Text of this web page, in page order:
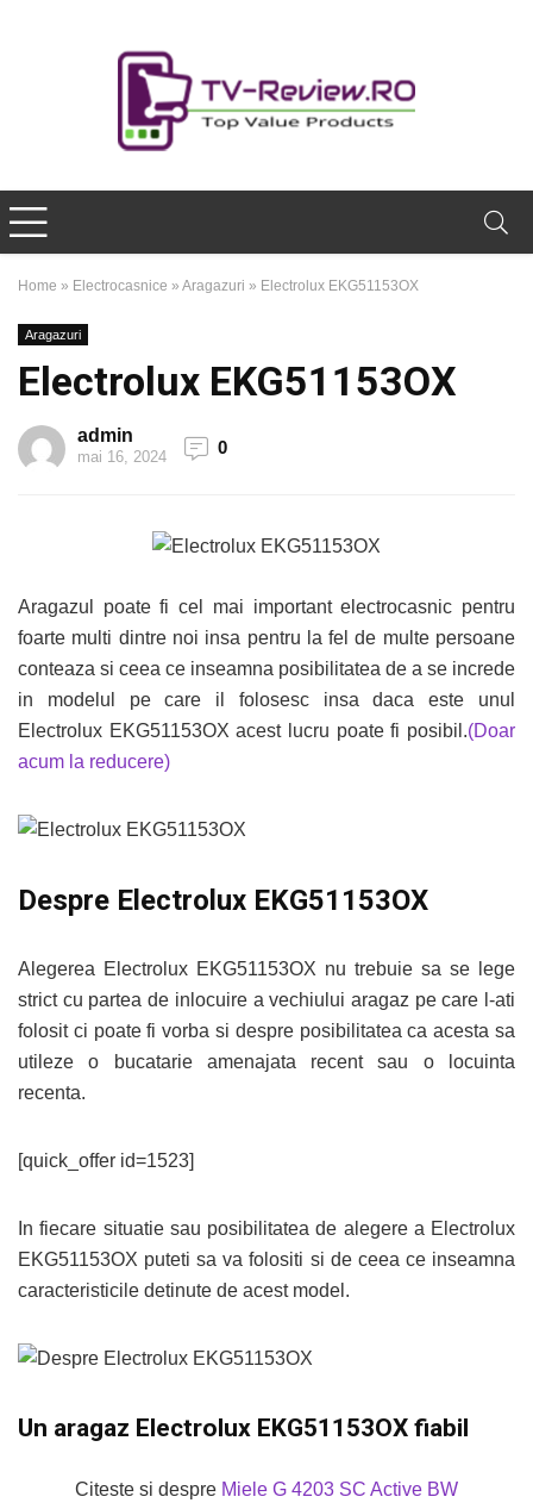
Home » Electrocasnice » Aragazuri » Electrolux EKG51153OX
Aragazuri
Electrolux EKG51153OX
admin
mai 16, 2024 0
Aragazul poate fi cel mai important electrocasnic pentru
foarte multi dintre noi insa pentru la fel de multe persoane
conteaza si ceea ce inseamna posibilitatea de a se increde
in modelul pe care il folosesc insa daca este unul
Electrolux EKG51153OX acest lucru poate fi posibil.(Doar
acum la reducere)
Despre Electrolux EKG51153OX
Alegerea Electrolux EKG51153OX nu trebuie sa se lege
strict cu partea de inlocuire a vechiului aragaz pe care l-ati
folosit ci poate fi vorba si despre posibilitatea ca acesta sa
utileze o bucatarie amenajata recent sau o locuinta
recenta.
[quick_offer id=1523]
In fiecare situatie sau posibilitatea de alegere a Electrolux
EKG51153OX puteti sa va folositi si de ceea ce inseamna
caracteristicile detinute de acest model.
Un aragaz Electrolux EKG51153OX fiabil
Citeste si despre Miele G 4203 SC Active BW